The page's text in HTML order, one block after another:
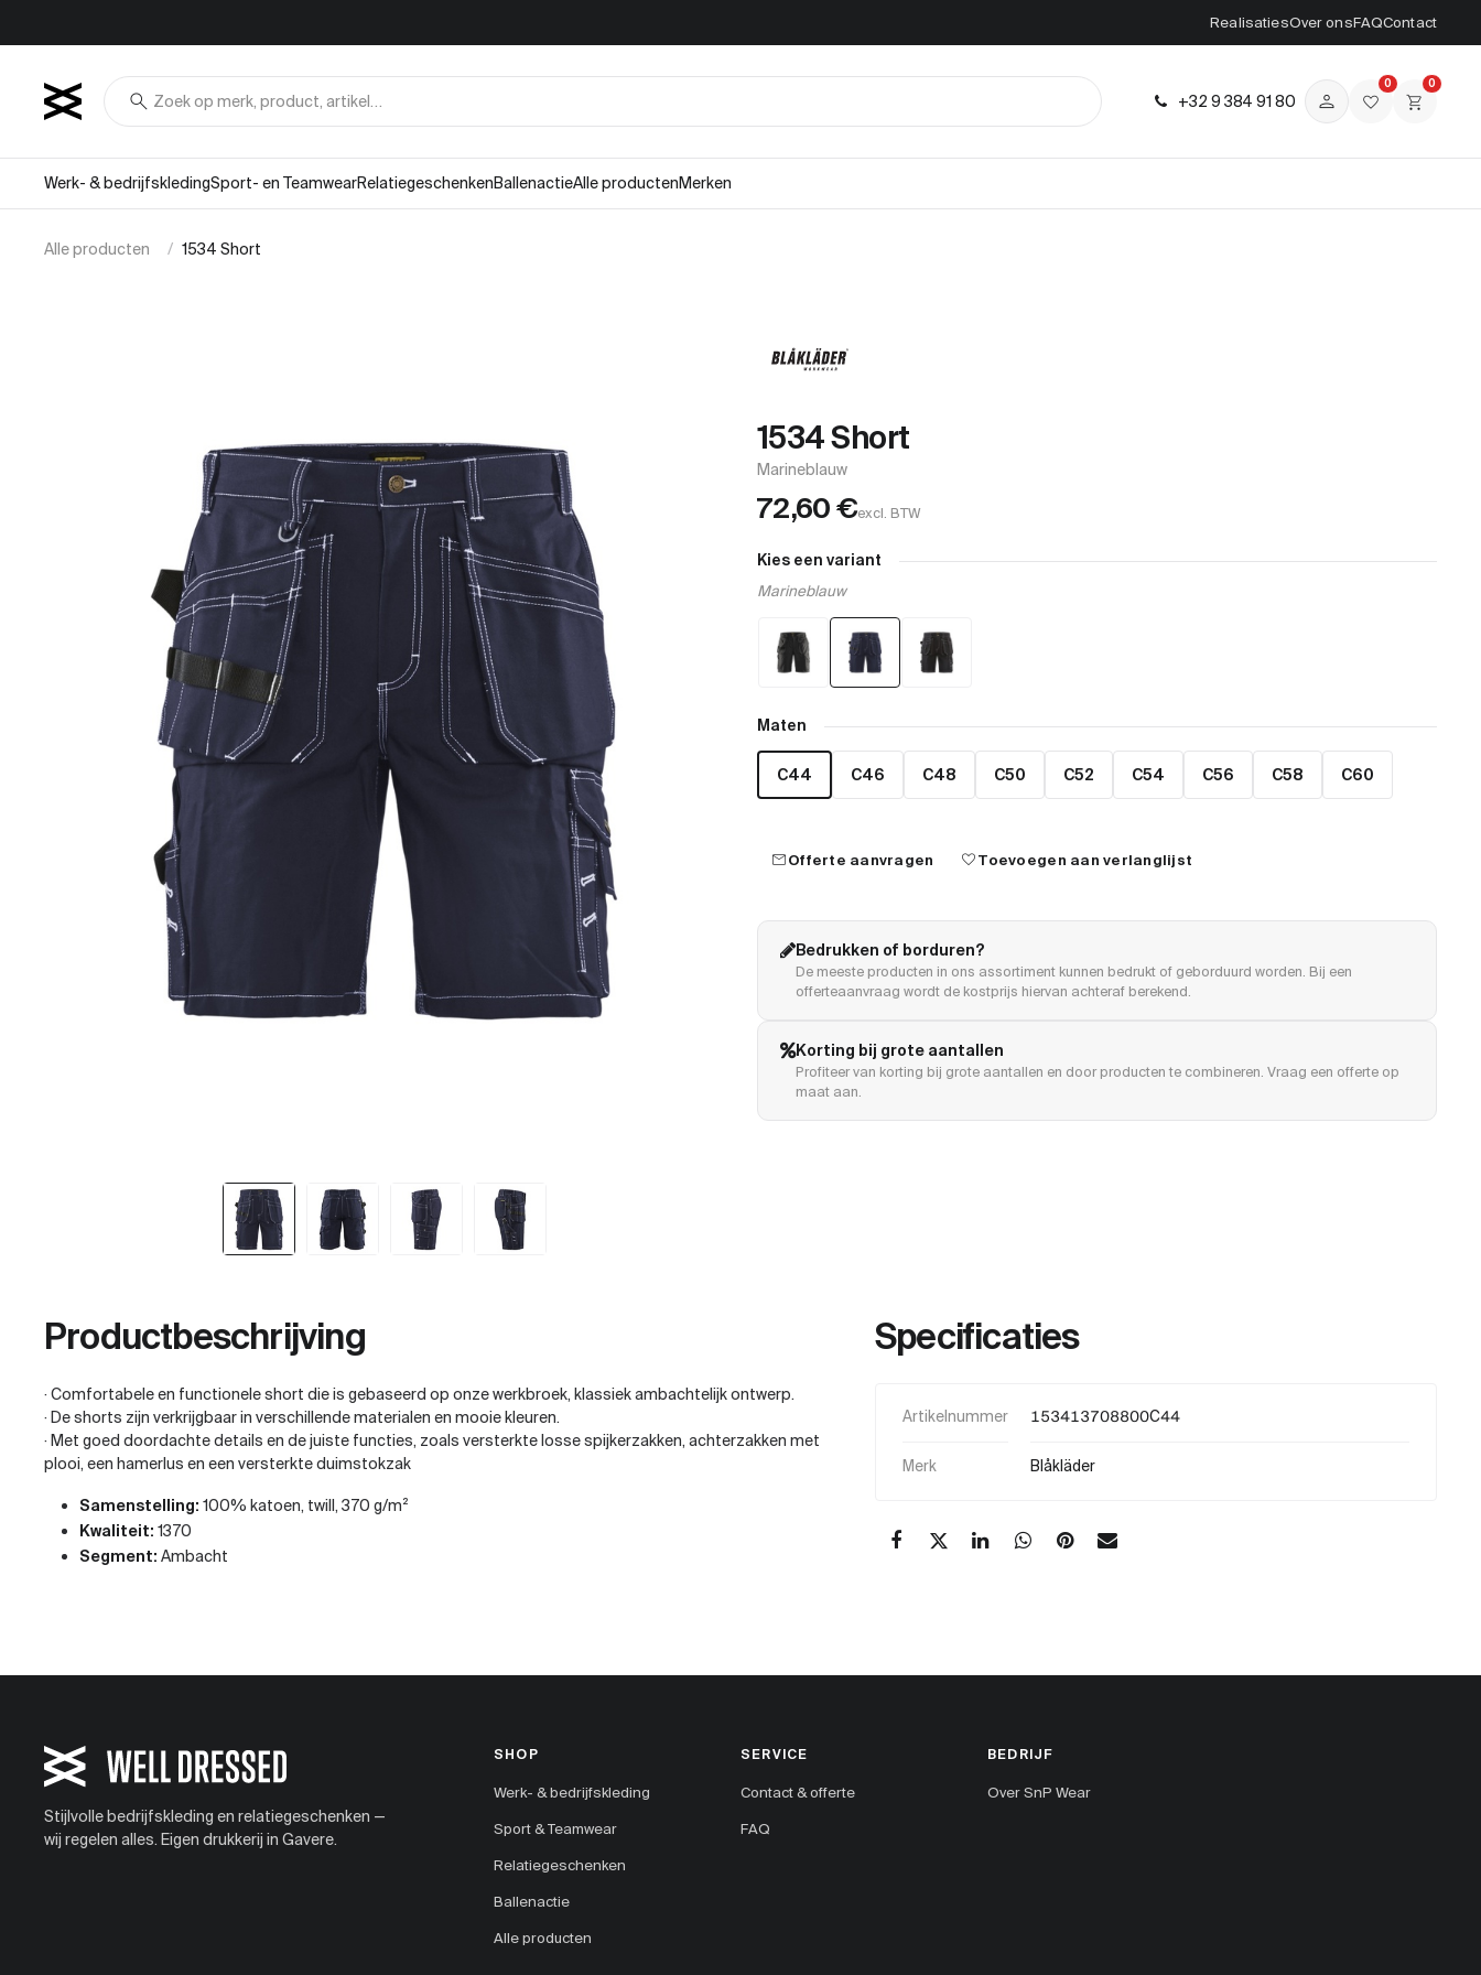
RealisatiesOver onsFAQContact
search
0
0
+32 9 384 91 80
Werk- & bedrijfskledingSport- en TeamwearRelatiegeschenkenBallenactieAlle productenMerken
Alle producten 1534 Short
1534 Short
Marineblauw
72,60€excl. BTW
Kies een variant
Marineblauw
Maten
C44 C46 C48 C50 C52 C54 C56 C58 C60
mailOfferte aanvragen favoriteToevoegen aan verlanglijst
Bedrukken of borduren?
De meeste producten in ons assortiment kunnen bedrukt of geborduurd worden. Bij een
offerteaanvraag wordt de kostprijs hiervan achteraf berekend.
Korting bij grote aantallen
Profiteer van korting bij grote aantallen en door producten te combineren. Vraag een offerte op
maat aan.
Productbeschrijving
· Comfortabele en functionele short die is gebaseerd op onze werkbroek, klassiek ambachtelijk ontwerp.
· De shorts zijn verkrijgbaar in verschillende materialen en mooie kleuren.
· Met goed doordachte details en de juiste functies, zoals versterkte losse spijkerzakken, achterzakken met
plooi, een hamerlus en een versterkte duimstokzak
Samenstelling: 100% katoen, twill, 370 g/m²
Kwaliteit: 1370
Segment: Ambacht
Specificaties
Artikelnummer 153413708800C44
Merk Blåkläder
Stijlvolle bedrijfskleding en relatiegeschenken —
wij regelen alles. Eigen drukkerij in Gavere.
SHOP
Werk- & bedrijfskleding
Sport & Teamwear
Relatiegeschenken
Ballenactie
Alle producten
SERVICE
Contact & offerte
FAQ
BEDRIJF
Over SnP Wear